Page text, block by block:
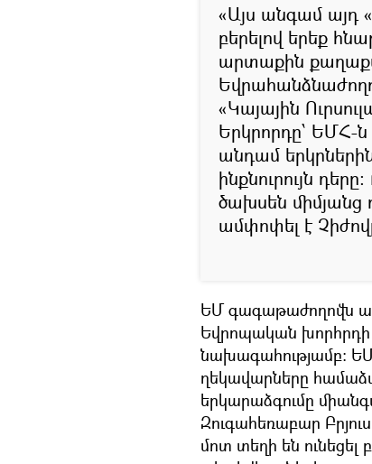
«Այս անգամ այդ
բերելով երեք
արտաքին
«Կայային
Երկրորդը՝ ԵՄՀ-
անդամ
ինքնուրույն
ծախսեն միմյանց
ամփոփել է
ԵՄ գագաթաժողովն
Եվրոպական
նախագահությամբ:
ղեկավարները
երկարաձգումը
Զուգահեռաբար
մոտ տեղի են